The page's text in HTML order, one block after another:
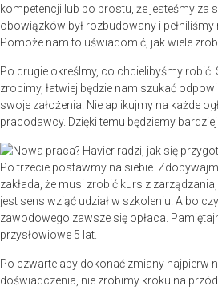
kompetencji lub po prostu, że jesteśmy za
obowiązków był rozbudowany i
Pomoże nam to uświadomić, jak wiele
Po drugie określmy, co chcielibyśmy
zrobimy, łatwiej będzie nam szukać
swoje założenia. Nie aplikujmy na każde
pracodawcy. Dzięki temu będziemy
Po trzecie postawmy na siebie.
zakłada, że musi zrobić kurs z
jest sens wziąć udział w szkoleniu. Albo
zawodowego zawsze się opłaca.
przysłowiowe 5 lat.
Po czwarte aby dokonać zmiany najpierw
doświadczenia, nie zrobimy kroku na